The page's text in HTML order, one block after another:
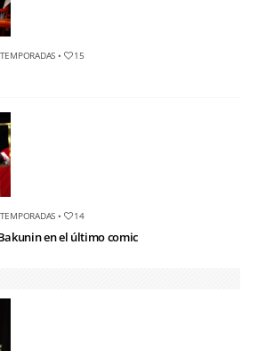
• 15
• 14
en el último comic